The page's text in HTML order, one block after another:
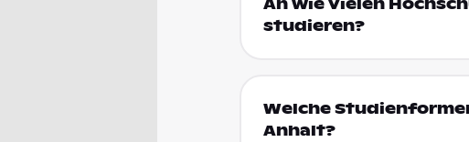
An wie vielen
studieren?
Welche
Anhalt?